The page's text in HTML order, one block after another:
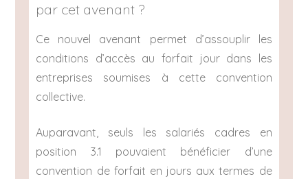
par cet avenant ?
Ce nouvel avenant permet d’assouplir les
conditions d’accès au forfait jour dans les
entreprises soumises à cette convention
collective.
Auparavant, seuls les salariés cadres en
position 3.1 pouvaient bénéficier d’une
convention de forfait en jours aux termes de